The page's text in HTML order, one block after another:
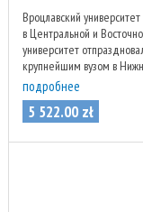
Вроцлавский
в Центральной и
университет
крупнейшим вузом в
подробнее
5 522.00 zł